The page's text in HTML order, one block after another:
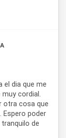
el dia que me
cordial.
otra cosa que
Espero poder
de